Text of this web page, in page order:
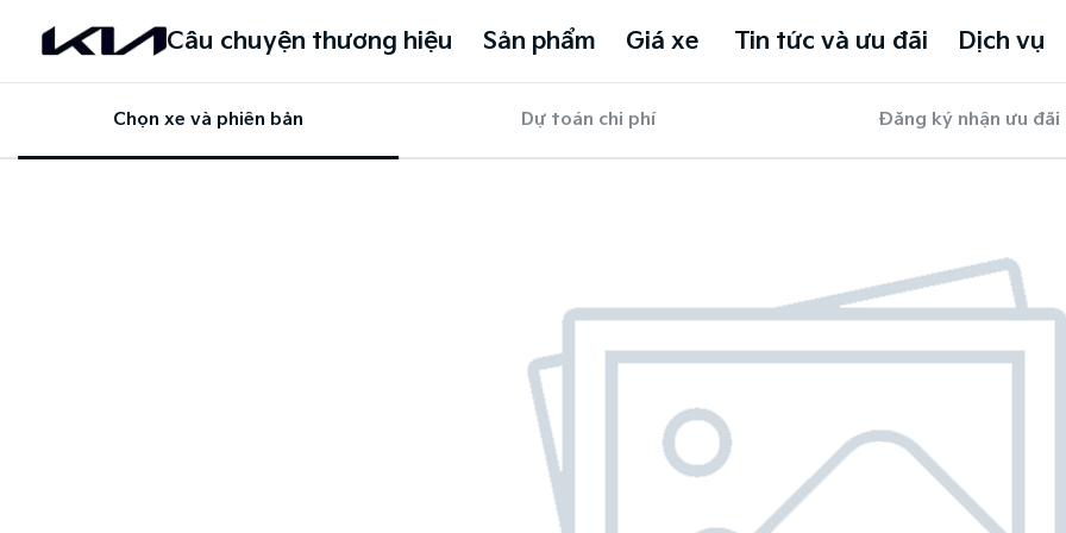
Câu chuyện thương hiệu Sản phẩm Giá xe Tin tức và ưu đãi Dịch vụ
Chọn xe và phiên bản Dự toán chi phí Đăng ký nhận ưu đãi